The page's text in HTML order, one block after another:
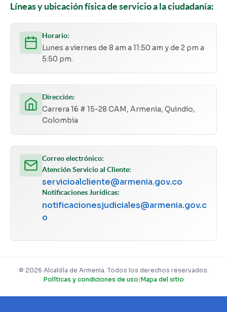
Líneas y ubicación física de servicio a la ciudadanía:
Horario:
Lunes a viernes de 8 am a 11:50 am y de 2 pm a
5:50 pm.
Dirección:
Carrera 16 # 15-28 CAM, Armenia, Quindío,
Colombia
Correo electrónico:
Atención Servicio al Cliente:
servicioalcliente@armenia.gov.co
Notificaciones Jurídicas:
notificacionesjudiciales@armenia.gov.c
o
© 2026 Alcaldía de Armenia. Todos los derechos reservados.
Políticas y condiciones de uso |Mapa del sitio